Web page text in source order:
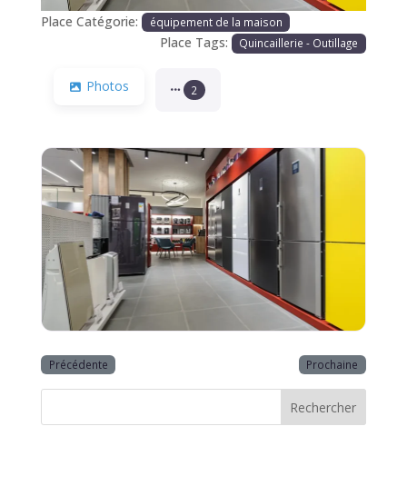
Place Catégorie: équipement de la maison
Place Tags: Quincaillerie - Outillage
Photos 2
Précédente Prochaine
Rechercher